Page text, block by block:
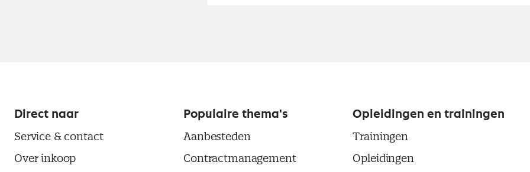
Direct naar
Service & contact
Over inkoop
Populaire thema's
Aanbesteden
Contractmanagement
Opleidingen en trainingen
Trainingen
Opleidingen